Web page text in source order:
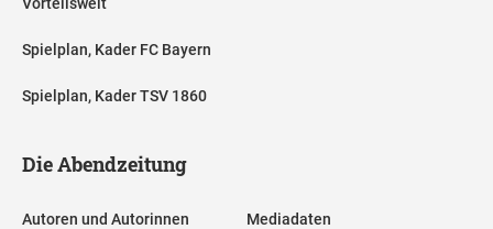
Spielplan, Kader FC Bayern
Spielplan, Kader TSV 1860
Die Abendzeitung
Autoren und Autorinnen Mediadaten